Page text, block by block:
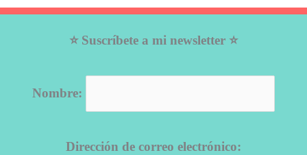
⭐ Suscríbete a mi newsletter ⭐
Nombre:
Dirección de correo electrónico: